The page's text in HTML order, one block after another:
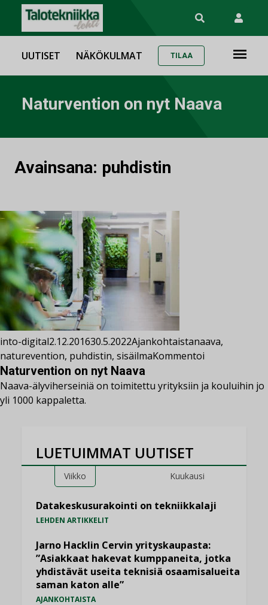
UUTISET NÄKÖKULMAT TILAA
Naturvention on nyt Naava
Avainsana: puhdistin
into-digital2.12.201630.5.2022Ajankohtaistanaava,
naturevention, puhdistin, sisäilmaKommentoi
Naturvention on nyt Naava
Naava-älyviherseiniä on toimitettu yrityksiin ja kouluihin jo
yli 1000 kappaletta.
LUETUIMMAT UUTISET
Viikko Kuukausi
Datakeskusurakointi on tekniikkalaji
LEHDEN ARTIKKELIT
Jarno Hacklin Cervin yrityskaupasta:
”Asiakkaat hakevat kumppaneita, jotka
yhdistävät useita teknisiä osaamisalueita
saman katon alle”
AJANKOHTAISTA